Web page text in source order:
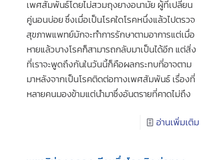
เพศสัมพันธ์โดยไม่สวมถุงยางอนามัย ผู้ที่เปลี่ยน
คู่นอนบ่อย ซึ่งเมื่อเป็นโรคใดโรคหนึ่งแล้วไปตรวจ
สุขภาพแพทย์มักจะทำการรักษาตามอาการแต่เมื่อ
หายแล้วบางโรคก็สามารถกลับมาเป็นได้อีก แต่สิ่ง
ที่เราจะพูดถึงกันในวันนี้ก็คือผลกระทบที่อาจตาม
มาหลังจากเป็นโรคติดต่อทางเพศสัมพันธ์ เรื่องที่
หลายคนมองข้ามแต่นำมาซึ่งอันตรายที่คาดไม่ถึง
อ่านเพิ่มเติม